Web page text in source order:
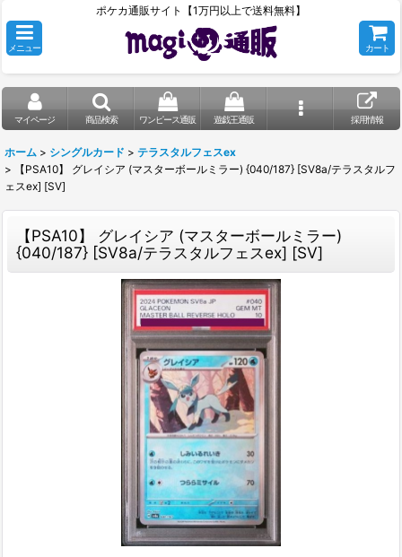
ポケカ通販サイト【1万円以上で送料無料】
メニュー カート
マイページ 商品検索 ワンピース通販 遊戯王通販 採用情報
ホーム > シングルカード > テラスタルフェスex
>
【PSA10】 グレイシア (マスターボールミラー) {040/187} [SV8a/テラスタルフ
ェスex] [SV]
【PSA10】 グレイシア (マスターボールミラー)
{040/187} [SV8a/テラスタルフェスex] [SV]